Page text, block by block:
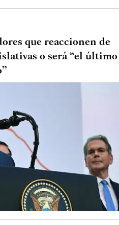
que reaccionen de
o será “el último